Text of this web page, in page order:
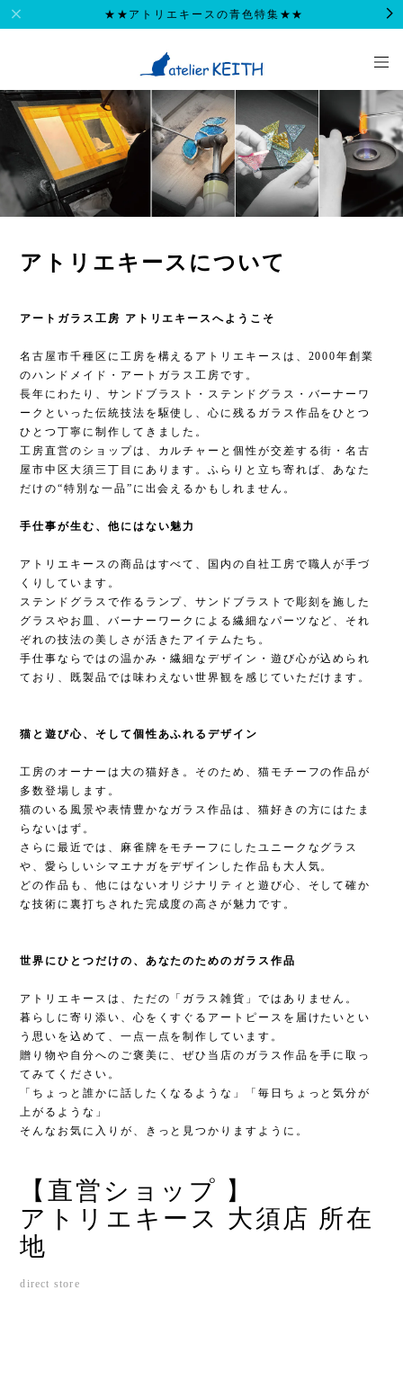
★★アトリエキースの青色特集★★
アトリエキースについて
アートガラス工房 アトリエキースへようこそ
名古屋市千種区に工房を構えるアトリエキースは、2000年創業
のハンドメイド・アートガラス工房です。
長年にわたり、サンドブラスト・ステンドグラス・バーナーワ
ークといった伝統技法を駆使し、心に残るガラス作品をひとつ
ひとつ丁寧に制作してきました。
工房直営のショップは、カルチャーと個性が交差する街・名古
屋市中区大須三丁目にあります。ふらりと立ち寄れば、あなた
だけの“特別な一品”に出会えるかもしれません。
手仕事が生む、他にはない魅力
アトリエキースの商品はすべて、国内の自社工房で職人が手づ
くりしています。
ステンドグラスで作るランプ、サンドブラストで彫刻を施した
グラスやお皿、バーナーワークによる繊細なパーツなど、それ
ぞれの技法の美しさが活きたアイテムたち。
手仕事ならではの温かみ・繊細なデザイン・遊び心が込められ
ており、既製品では味わえない世界観を感じていただけます。
猫と遊び心、そして個性あふれるデザイン
工房のオーナーは大の猫好き。そのため、猫モチーフの作品が
多数登場します。
猫のいる風景や表情豊かなガラス作品は、猫好きの方にはたま
らないはず。
さらに最近では、麻雀牌をモチーフにしたユニークなグラス
や、愛らしいシマエナガをデザインした作品も大人気。
どの作品も、他にはないオリジナリティと遊び心、そして確か
な技術に裏打ちされた完成度の高さが魅力です。
世界にひとつだけの、あなたのためのガラス作品
アトリエキースは、ただの「ガラス雑貨」ではありません。
暮らしに寄り添い、心をくすぐるアートピースを届けたいとい
う思いを込めて、一点一点を制作しています。
贈り物や自分へのご褒美に、ぜひ当店のガラス作品を手に取っ
てみてください。
「ちょっと誰かに話したくなるような」「毎日ちょっと気分が
上がるような」
そんなお気に入りが、きっと見つかりますように。
【直営ショップ 】
アトリエキース 大須店 所在
地
direct store